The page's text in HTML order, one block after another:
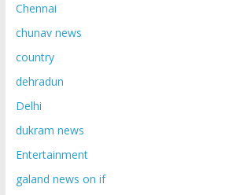
Chennai
chunav news
country
dehradun
Delhi
dukram news
Entertainment
galand news on if